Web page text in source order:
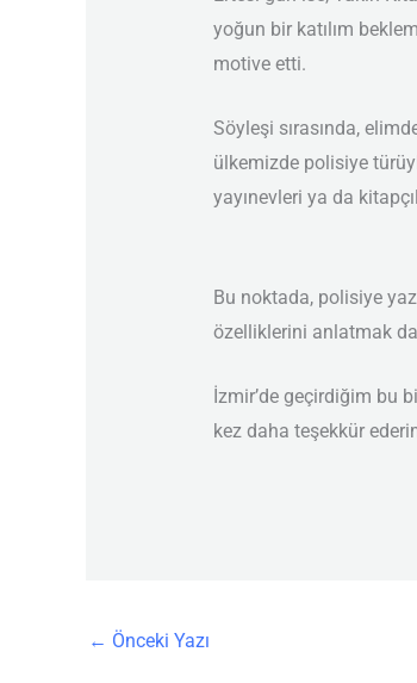
yoğun bir katılım
motive etti.
Söyleşi sırasında,
ülkemizde polisiye
yayınevleri ya da
Bu noktada, polisiye
özelliklerini anlatmak
İzmir’de geçirdiğim bu
kez daha teşekkür
← Önceki Yazı